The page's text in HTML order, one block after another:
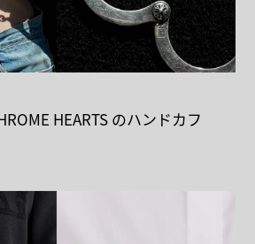
HEARTS のハンドカフ